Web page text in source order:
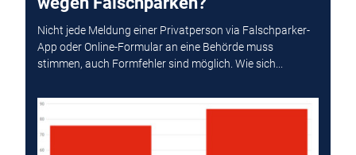
Nicht jede Meldung einer Privatperson via Falschparker-
App oder Online-Formular an eine Behörde muss
stimmen, auch Formfehler sind möglich. Wie sich...